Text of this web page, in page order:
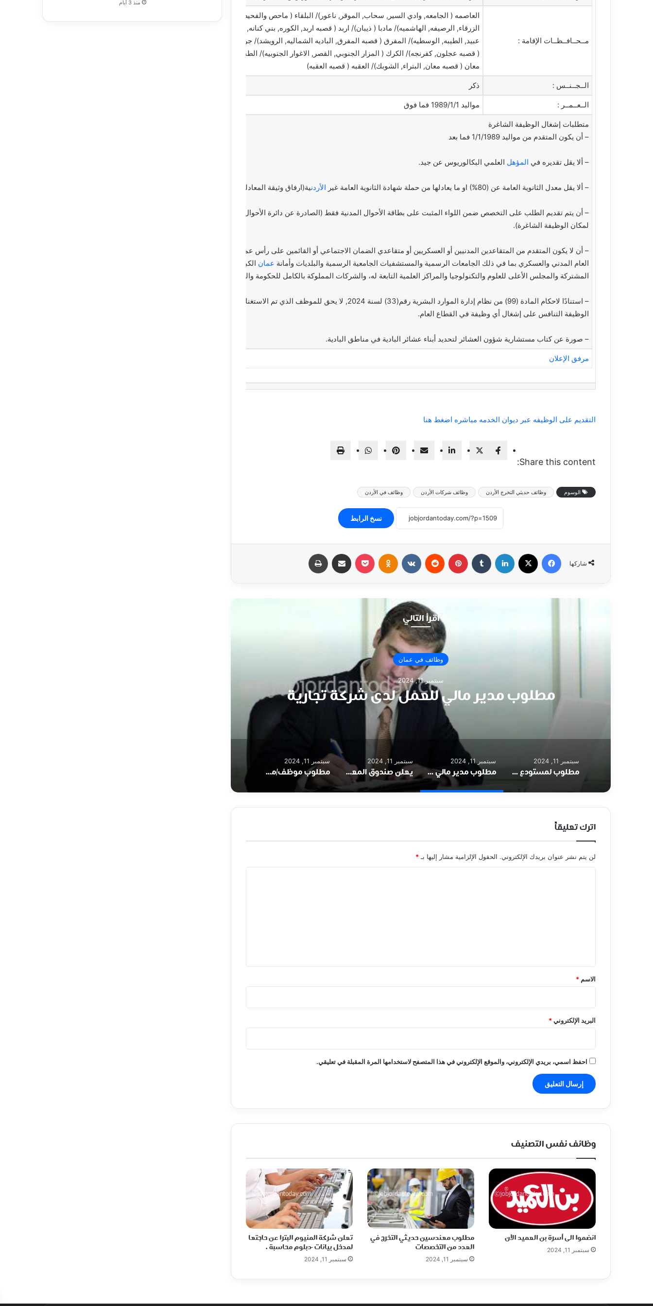
و
مــحــافــظــات الإقامة :
العاصمه ( الجامعه, وادي السير, سحاب, الموقر, ناعور)/ البلقاء ( ماحص والفحيص)/ الزرقاء ( قصبه
الزرقاء, الرصيفه, الهاشميه)/ مادبا ( ذيبان)/ اربد ( قصبه اربد, الكوره, بني كنانه, الاغوار الشماليه, بني
عبيد, الطيبه, الوسطيه)/ المفرق ( قصبه المفرق, الباديه الشماليه, الرويشد)/ جرش ( قصبه جرش)/ عجلون
( قصبه عجلون, كفرنجه)/ الكرك ( المزار الجنوبي, القصر, الاغوار الجنوبيه)/ الطفيله ( قصبه الطفيله)/
معان ( قصبه معان, البتراء, الشوبك)/ العقبه ( قصبه العقبه)
الــجــنــس : ذكر
الــعــمــر : مواليد 1989/1/1 فما فوق
متطلبات إشغال الوظيفة الشاغرة
– أن يكون المتقدم من مواليد 1/1/1989 فما بعد
– ألا يقل تقديره في المؤهل العلمي البكالوريوس عن جيد.
– ألا يقل معدل الثانوية العامة عن (80%) او ما يعادلها من حملة شهادة الثانوية العامة غير الأردنية(ارفاق وثيقة المعادلة مصدقة حسب الأصول).
– أن يتم تقديم الطلب على التخصص ضمن اللواء المثبت على بطاقة الأحوال المدنية فقط (الصادرة عن دائرة الأحوال المدنية ويكون مطابق
لمكان الوظيفة الشاغرة).
– أن لا يكون المتقدم من المتقاعدين المدنيين أو العسكريين أو متقاعدي الضمان الاجتماعي أو القائمين على رأس عملهم بوظائف في القطاع
العام المدني والعسكري بما في ذلك الجامعات الرسمية والمستشفيات الجامعية الرسمية والبلديات وأمانة عمان الكبرى ومجالس الخدمات
المشتركة والمجلس الأعلى للعلوم والتكنولوجيا والمراكز العلمية التابعة له، والشركات المملوكة بالكامل للحكومة والبنك المركزي.
– استنادًا لاحكام المادة (99) من نظام إدارة الموارد البشرية رقم(33) لسنة 2024, لا يحق للموظف الذي تم الاستغناء عن خدماته او عزله من
الوظيفة التنافس على إشغال أي وظيفة في القطاع العام.
– صورة عن كتاب مستشارية شؤون العشائر لتحديد أبناء عشائر البادية في مناطق البادية.
مرفق الإعلان
التقديم على الوظيفه عبر ديوان الخدمه مباشره اضغط هنا
Share this content:
الوسوم وظائف حديثي التخرج الأردن وظائف شركات الأردن وظائف في الأردن
نسخ الرابط
شاركها
أقرأ التالي
وظائف في عمان
سبتمبر 11, 2024
مطلوب مدير مالي للعمل لدى شركة تجارية
سبتمبر 11, 2024
مطلوب لمستودع ادوية/ عمان – طبربور موظف/ ة موارد بشرية
سبتمبر 11, 2024
مطلوب مدير مالي للعمل لدى شركة تجارية
سبتمبر 11, 2024
يعلن صندوق المعونة الوطنية عن حاجته لتعبئة وظائف شاغرة
سبتمبر 11, 2024
مطلوب موظف/موظفة استقبال
اترك تعليقاً
لن يتم نشر عنوان بريدك الإلكتروني. الحقول الإلزامية مشار إليها بـ *
*
الاسم *
البريد الإلكتروني*
احفظ اسمي، بريدي الإلكتروني، والموقع الإلكتروني في هذا المتصفح لاستخدامها المرة المقبلة في تعليقي.
وظائف نفس التصنيف
انضموا الى أسرة بن العميد الآن
سبتمبر 11, 2024
مطلوب مهندسين حديثي التخرج في
العدد من التخصصات
سبتمبر 11, 2024
تعلن شركة المنيوم البترا عن حاجتها
لمدخل بيانات -دبلوم محاسبة .
سبتمبر 11, 2024
منذ 3 أيام